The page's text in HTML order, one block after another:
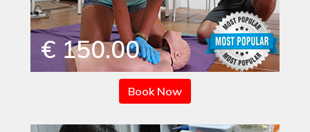
€ 150.00
Book Now